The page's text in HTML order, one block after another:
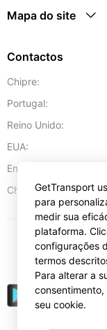
Mapa do site
Contactos
Chipre:
Portugal:
Reino Unido:
EUA:
Endereço de e-mail:
Chipre:
EUR
GetTransport
para
medir sua
plataforma.
configurações
termos
Para alterar a
seu cookie.